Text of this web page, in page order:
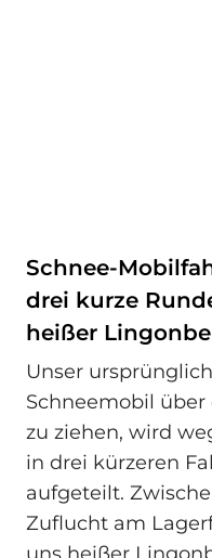
Schnee-
drei kurze
heißer
Unser
Schneemobil
zu ziehen, wird
in drei kürzeren
aufgeteilt.
Zuflucht am